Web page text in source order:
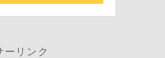
ーリンク